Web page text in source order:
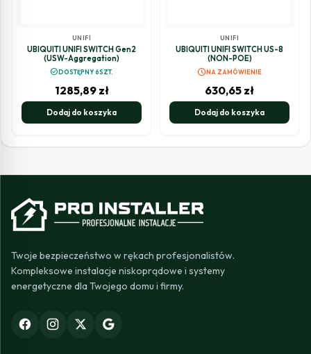
UNIFI
UBIQUITI UNIFI SWITCH Gen2
(USW-Aggregation)
check_circleDOSTĘPNY 6SZT.
1285,89 zł
Dodaj do koszyka
UNIFI
UBIQUITI UNIFI SWITCH US-8
(NON-POE)
scheduleNA ZAMÓWIENIE
630,65 zł
Dodaj do koszyka
Twoje bezpieczeństwo w rękach profesjonalistów.
Kompleksowe instalacje niskoprądowe i systemy
energetyczne dla Twojego domu i firmy.